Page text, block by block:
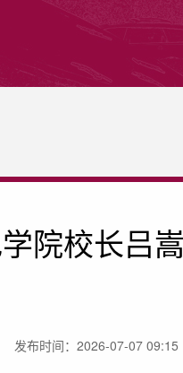
院校长吕
发布时间：2026-07-07 09:15